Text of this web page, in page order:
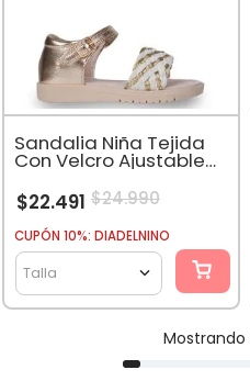
Sandalia Niña Tejida
Con Velcro Ajustable
$22.491 $24.990
CUPÓN 10%: DIADELNINO
Talla
Mostrando